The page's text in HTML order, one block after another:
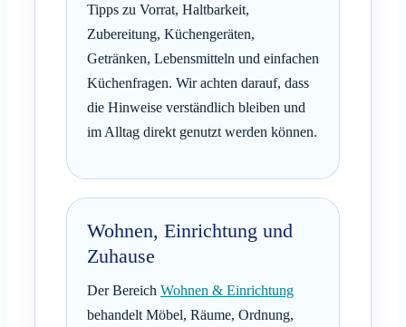
Tipps zu Vorrat, Haltbarkeit,
Zubereitung, Küchengeräten,
Getränken, Lebensmitteln und einfachen
Küchenfragen. Wir achten darauf, dass
die Hinweise verständlich bleiben und
im Alltag direkt genutzt werden können.
Wohnen, Einrichtung und
Zuhause
Der Bereich Wohnen & Einrichtung
behandelt Möbel, Räume, Ordnung,